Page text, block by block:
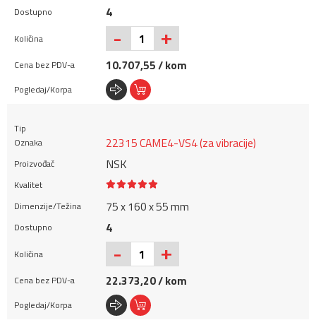
4
- +
10.707,55 / kom
22315 CAME4-VS4 (za vibracije)
NSK
75 x 160 x 55 mm
4
- +
22.373,20 / kom